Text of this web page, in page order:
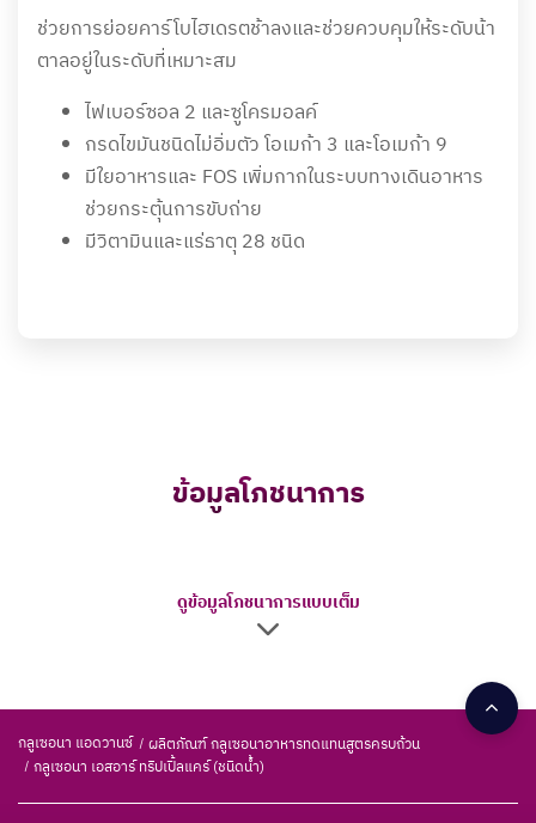
ช่วยการย่อยคาร์โบไฮเดรตช้าลงและช่วยควบคุมให้ระดับน้า
ตาลอยู่ในระดับที่เหมาะสม
ไฟเบอร์ซอล 2 และซูโครมอลค์
กรดไขมันชนิดไม่อิ่มตัว โอเมก้า 3 และโอเมก้า 9
มีใยอาหารและ FOS เพิ่มกากในระบบทางเดินอาหาร
ช่วยกระตุ้นการขับถ่าย
มีวิตามินและแร่ธาตุ 28 ชนิด
ข้อมูลโภชนาการ
ดูข้อมูลโภชนาการแบบเต็ม
กลูเซอนา แอดวานซ์
ผลิตภัณฑ์ กลูเซอนาอาหารทดแทนสูตรครบถ้วน
กลูเซอนา เอสอาร์ ทริปเปิ้ลแคร์ (ชนิดน้ำ)